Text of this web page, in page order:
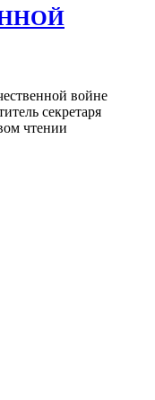
войне
секретаря
чтении